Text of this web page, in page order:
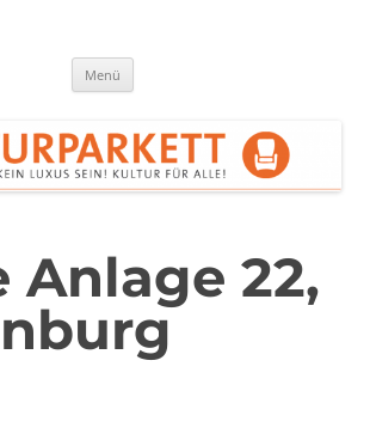
Menü
Anlage 22,